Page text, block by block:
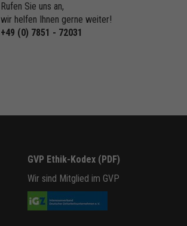
Rufen Sie uns an,
wir helfen Ihnen gerne weiter!
+49 (0) 7851 - 72031
GVP Ethik-Kodex (PDF)
Wir sind Mitglied im GVP